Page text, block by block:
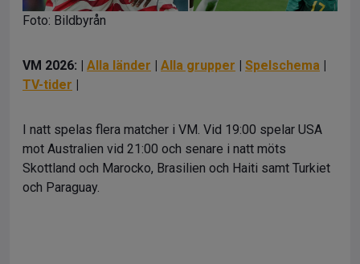
Foto: Bildbyrån
VM 2026: | Alla länder | Alla grupper | Spelschema |
TV-tider |
I natt spelas flera matcher i VM. Vid 19:00 spelar USA
mot Australien vid 21:00 och senare i natt möts
Skottland och Marocko, Brasilien och Haiti samt Turkiet
och Paraguay.